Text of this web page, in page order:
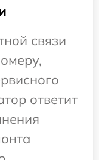
связи
ответит